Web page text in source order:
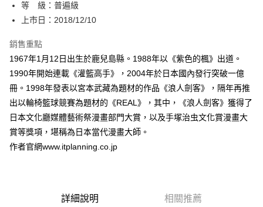
１．於結帳方式選擇「AFTEE先享後付」後，將跳轉至「AFTEE先享後付」
結帳頁面，進行簡訊認證並確認金額後，即可完成結帳。
２．訂單成立數日內，您將收到繳費通知簡訊。
ATM／網路銀行／等多元方式進行付款，方視為交易完成。
※ 請注意：結帳手續完成當下不需立刻繳費，但若您需要取消訂單，請聯絡
購買商品的店家。未經商家同意取消之訂單仍視為有效，需透過AFTEE先享
後付繳納相關費用。
※ 交易是否成功請以「AFTEE先享後付 」之結帳頁面顯示為準，若有關於
是否繳費成功／繳費後需取消欲退款等相關疑問，請聯繫「AFTEE先享後付
【注意事項】
１．透過由恩沛科技股份有限公司提供之「AFTEE先享後付」服務完成之交
易，需依本服務之必要範圍內提供個人資料，並將交易相關給付款項請求債
３．未成年的使用者請事先徵得法定代理人或監護人之同意方可使用
「AFTEE先享後付」，若未經同意申辦者引起之損失，本公司不負相關責
付款後全家取貨
每筆NT$80，滿NT$500(含以上)免運費
付款後萊爾富取貨
每筆NT$80，滿NT$500(含以上)免運費
7-11取貨付款
每筆NT$80，滿NT$500(含以上)免運費
等 級：普遍級
上市日：2018/12/10
銷售重點
1967年1月12日出生於鹿兒島縣。1988年以《紫色的楓》出道。
1990年開始連載《灌籃高手》，2004年於日本國內發行突破一億
冊。1998年發表以宮本武藏為題材的作品《浪人劍客》，隔年再推
出以輪椅籃球競賽為題材的《REAL》，其中，《浪人劍客》獲得了
日本文化廳媒體藝術祭漫畫部門大賞，以及手塚治虫文化賞漫畫大
賞等獎項，堪稱為日本當代漫畫大師。
作者官網www.itplanning.co.jp
詳細說明 相關推薦